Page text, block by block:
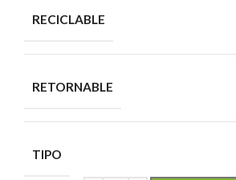
RECICLABLE
RETORNABLE
TIPO